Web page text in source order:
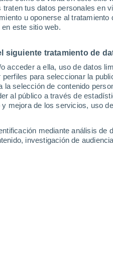
tus datos personales en
u oponerse al
en este sitio web.
siguiente tratamiento de
acceder a ella, uso de datos
para seleccionar la
selección de contenido
al público a través de
mejora de los servicios, uso
mediante análisis de
investigación de
16°
Arista
31°
Rio Verde
San Luis
Pozas de
Santa Ana